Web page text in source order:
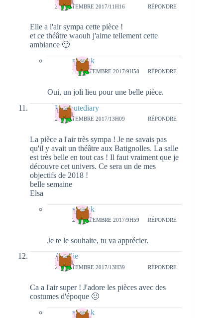
25 SEPTEMBRE 2017/11H16 RÉPONDRE
Elle a l'air sympa cette pièce !
et ce théâtre waouh j'aime tellement cette
ambiance 🙂
natieak
27 SEPTEMBRE 2017/9H58 RÉPONDRE
Oui, un joli lieu pour une belle pièce.
Louloutediary
25 SEPTEMBRE 2017/13H09 RÉPONDRE
La pièce a l'air très sympa ! Je ne savais pas
qu'il y avait un théâtre aux Batignolles. La salle
est très belle en tout cas ! Il faut vraiment que je
découvre cet univers. Ce sera un de mes
objectifs de 2018 !
belle semaine
Elsa
natieak
27 SEPTEMBRE 2017/9H59 RÉPONDRE
Je te le souhaite, tu va apprécier.
Aurélie
25 SEPTEMBRE 2017/13H39 RÉPONDRE
Ca a l'air super ! J'adore les pièces avec des
costumes d'époque 🙂
natieak